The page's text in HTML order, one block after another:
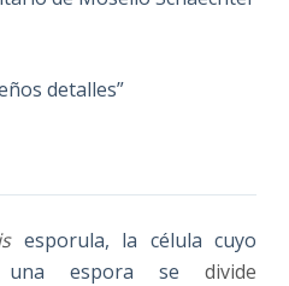
detalles”
esporula, la célula cuyo
una espora sedivide